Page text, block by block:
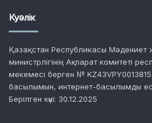
Куәлік
Қазақстан Республикасы Мәдениет
министрлігінің Ақпарат комитеті
мекемесі берген №
басылымын, интернет-басылымды
Берілген күні: 30.12.2025